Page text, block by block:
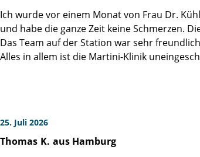
Dankeschön an Herrn Jan Palec und die
Ich wurde vor einem Monat von Frau Dr.
und habe die ganze Zeit keine Schmerzen.
Das Team auf der Station war sehr
Alles in allem ist die Martini-Klinik
25. Juli 2026
Thomas K. aus Hamburg